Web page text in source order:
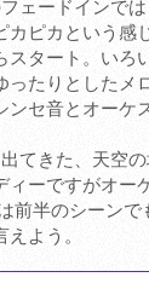
ェードインで
カピカという感
スタート。いろ
ったりとしたメ
ンセ音とオーケ
てきた、天空
ィーですがオー
前半のシーン
よう。